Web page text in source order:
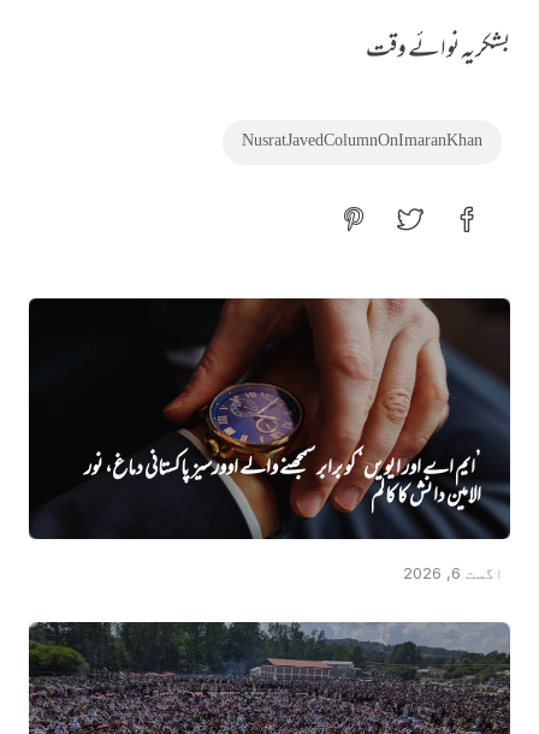
بشکریہ نوائے وقت
Nusrat Javed Column On Imaran Khan
’ایم اے اور ایویں‌‘ کو برابر سمجھنے والے اوورسیز پاکستانی دماغ، نور
الامین دانش کا کالم
اگست 6, 2026